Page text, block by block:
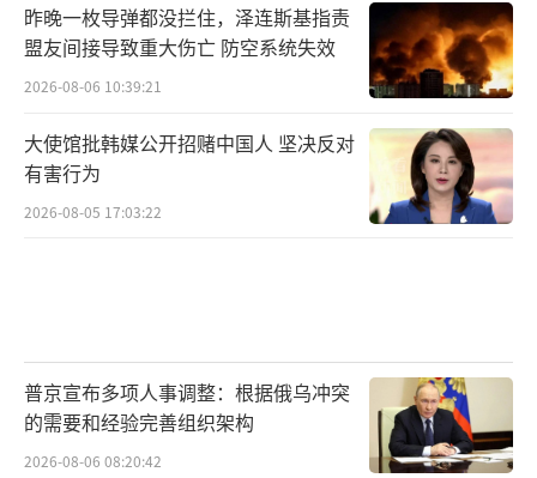
昨晚一枚导弹都没拦住，泽连斯基指责
盟友间接导致重大伤亡 防空系统失效
2026-08-06 10:39:21
大使馆批韩媒公开招赌中国人 坚决反对
有害行为
2026-08-05 17:03:22
普京宣布多项人事调整：根据俄乌冲突
的需要和经验完善组织架构
2026-08-06 08:20:42